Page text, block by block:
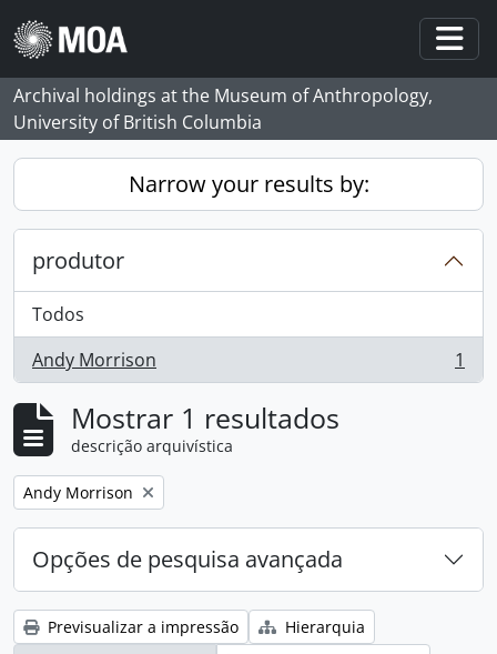
Skip to main content
Archival holdings at the Museum of Anthropology,
University of British Columbia
Narrow your results by:
produtor
Todos
Andy Morrison
, 1 resultados 1
Mostrar 1 resultados
descrição arquivística
Remove filter:
Andy Morrison
Opções de pesquisa avançada
Previsualizar a impressão
Hierarquia